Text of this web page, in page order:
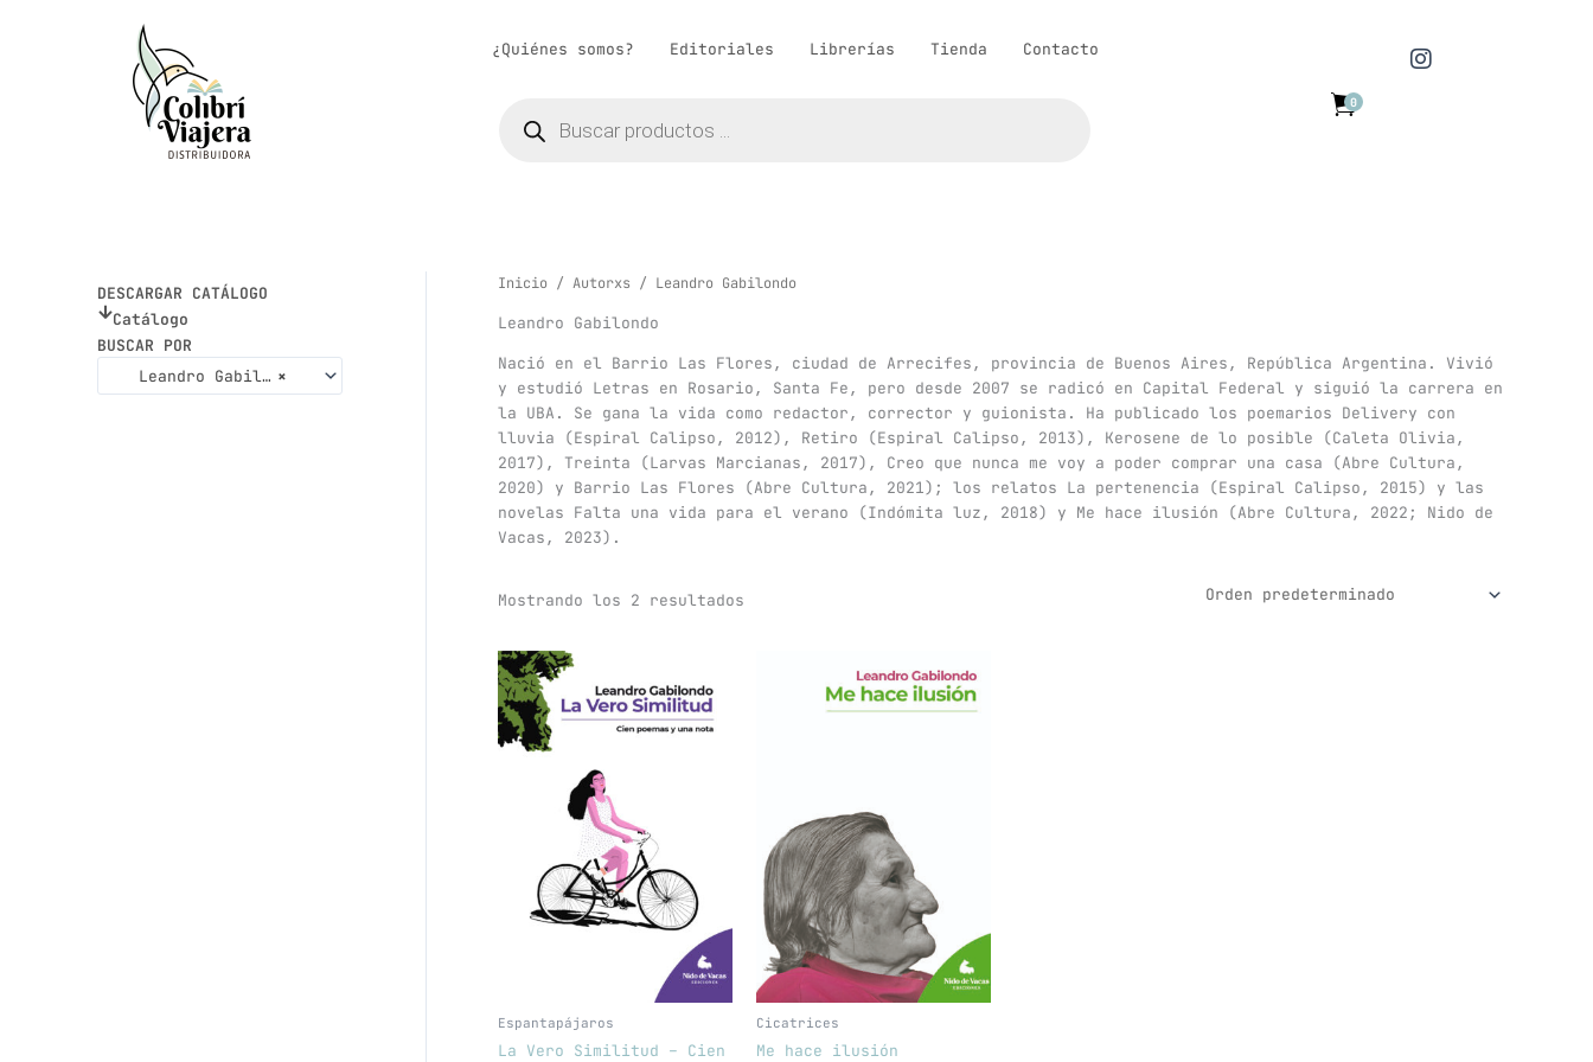
¿Quiénes somos? Editoriales Librerías Tienda Contacto
productos
0
I
n
DESCARGAR CATÁLOGO
Catálogo
BUSCAR POR
×
Leandro Gabilondo
Inicio / Autorxs / Leandro Gabilondo
Leandro Gabilondo
Nació en el Barrio Las Flores, ciudad de Arrecifes, provincia de Buenos Aires, República Argentina. Vivió
y estudió Letras en Rosario, Santa Fe, pero desde 2007 se radicó en Capital Federal y siguió la carrera en
la UBA. Se gana la vida como redactor, corrector y guionista. Ha publicado los poemarios Delivery con
lluvia (Espiral Calipso, 2012), Retiro (Espiral Calipso, 2013), Kerosene de lo posible (Caleta Olivia,
2017), Treinta (Larvas Marcianas, 2017), Creo que nunca me voy a poder comprar una casa (Abre Cultura,
2020) y Barrio Las Flores (Abre Cultura, 2021); los relatos La pertenencia (Espiral Calipso, 2015) y las
novelas Falta una vida para el verano (Indómita luz, 2018) y Me hace ilusión (Abre Cultura, 2022; Nido de
Vacas, 2023).
Mostrando los 2 resultados
Espantapájaros
La Vero Similitud – Cien
Cicatrices
Me hace ilusión